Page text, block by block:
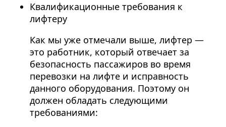
Квалификационные требования к
лифтеру
Как мы уже отмечали выше, лифтер —
это работник, который отвечает за
безопасность пассажиров во время
перевозки на лифте и исправность
данного оборудования. Поэтому он
должен обладать следующими
требованиями: